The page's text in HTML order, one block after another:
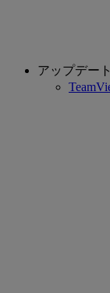
アップデート